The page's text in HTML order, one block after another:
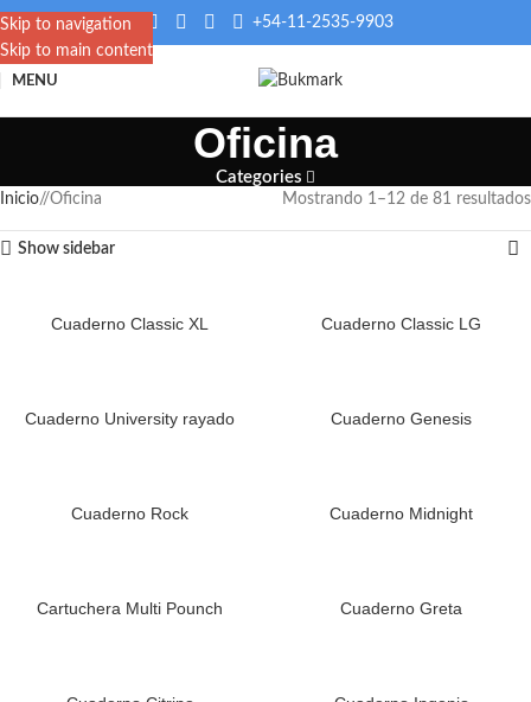
Skip to navigation
Skip to main content
+54-11-2535-9903
MENU
Oficina
Categories
Inicio/ Oficina Mostrando 1–12 de 81 resultados
Show sidebar
Cuaderno Classic XL Cuaderno Classic LG
Cuaderno University rayado Cuaderno Genesis
Cuaderno Rock Cuaderno Midnight
Cartuchera Multi Pounch Cuaderno Greta